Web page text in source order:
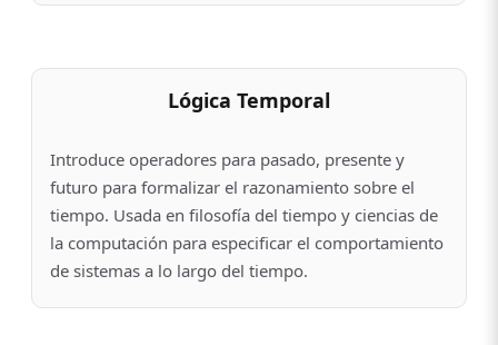
Lógica Temporal
Introduce operadores para pasado, presente y
futuro para formalizar el razonamiento sobre el
tiempo. Usada en filosofía del tiempo y ciencias de
la computación para especificar el comportamiento
de sistemas a lo largo del tiempo.